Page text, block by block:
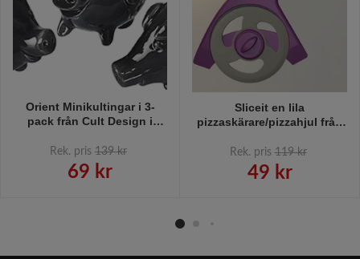
Orient Minikultingar i 3-
pack från Cult Design i
Rek. pris 139 kr
69 kr
Sliceit en lila
pizzaskärare/pizzahjul från
Rek. pris 119 kr
49 kr